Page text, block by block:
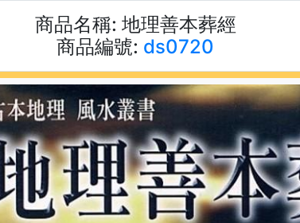
商品名稱: 地理善本葬經
商品編號: ds0720